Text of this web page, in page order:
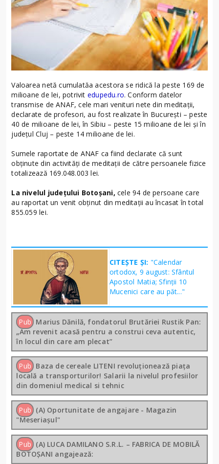
Valoarea netă cumulatăa acestora se ridică la peste 169 de
milioane de lei, potrivit edupedu.ro. Conform datelor
transmise de ANAF, cele mari venituri nete din meditații,
declarate de profesori, au fost realizate în Bucureşti – peste
40 de milioane de lei, în Sibiu – peste 15 milioane de lei şi în
judeţul Cluj – peste 14 milioane de lei.
Sumele raportate de ANAF ca fiind declarate că sunt
obținute din activități de meditații de către persoanele fizice
totalizează 169.048.003 lei.
La nivelul județului Botoșani, cele 94 de persoane care
au raportat un venit obținut din meditații au încasat în total
855.059 lei.
CITEȘTE ȘI: "Calendar
ortodox, 9 august: Sfântul
Apostol Matia; Sfinţii 10
Mucenici care au păt..."
Pub Marius Dănilă, fondatorul Brutăriei Rustik Pan:
„Am revenit acasă pentru a construi ceva autentic,
în locul din care am plecat”
Pub Baza de cereale LITENI revoluționează piața
locală a transporturilor! Salarii la nivelul profesiilor
din domeniul medical si tehnic
Pub (A) Oportunitate de angajare - Magazin
"Meseriașul"
Pub (A) LUCA DAMILANO S.R.L. – FABRICA DE MOBILĂ
BOTOȘANI angajează: